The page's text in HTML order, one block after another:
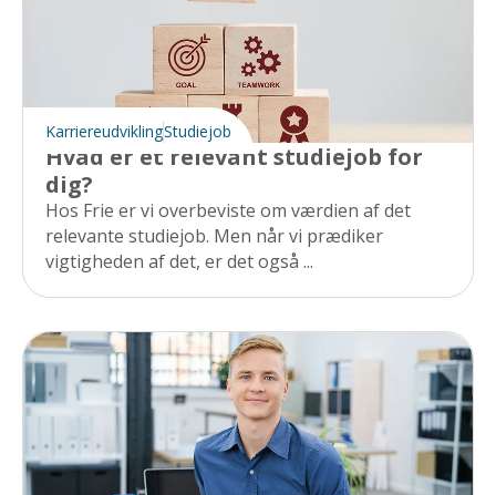
KarriereudviklingStudiejob
Hvad er et relevant studiejob for
dig?
Hos Frie er vi overbeviste om værdien af det
relevante studiejob. Men når vi prædiker
vigtigheden af det, er det også ...